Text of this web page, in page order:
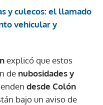
y culecos: el llamado
vehicular y
explicó que estos
de nubosidades y
desde Colón
bajo un aviso de